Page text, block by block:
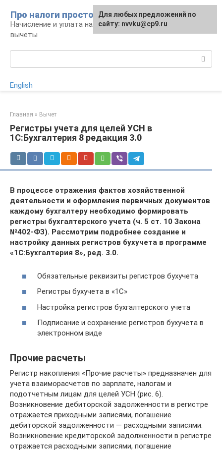
контенту
Про налоги просто
Начисление и уплата налогов, налоговые
вычеты
English
Главная » Вычет
Регистры учета для целей УСН в
1С:Бухгалтерия 8 редакция 3.0
В процессе отражения фактов хозяйственной
деятельности и оформления первичных документов
каждому бухгалтеру необходимо формировать
регистры бухгалтерского учета (ч. 5 ст. 10 Закона
№402-ФЗ). Рассмотрим подробнее создание и
настройку данных регистров бухучета в программе
«1С:Бухгалтерия 8», ред. 3.0.
Обязательные реквизиты регистров бухучета
Регистры бухучета в «1С»
Настройка регистров бухгалтерского учета
Подписание и сохранение регистров бухучета в
электронном виде
Прочие расчеты
Регистр накопления «Прочие расчеты» предназначен для
учета взаиморасчетов по зарплате, налогам и
подотчетным лицам для целей УСН (рис. 6).
Возникновение дебиторской задолженности в регистре
отражается приходными записями, погашение
дебиторской задолженности — расходными записями.
Возникновение кредиторской задолженности в регистре
отражается расходными записями, погашение
Для любых предложений по
сайту: nvvku@cp9.ru